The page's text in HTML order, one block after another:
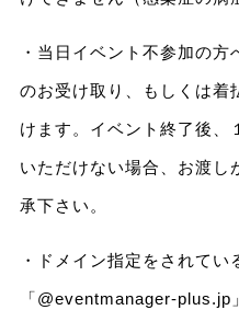
・当日イベント不参加の
のお受け取り、もしくは着
けます。イベント終了後、
いただけない場合、お渡し
承下さい。
・ドメイン指定をされてい
「@eventmanager-plus.jp